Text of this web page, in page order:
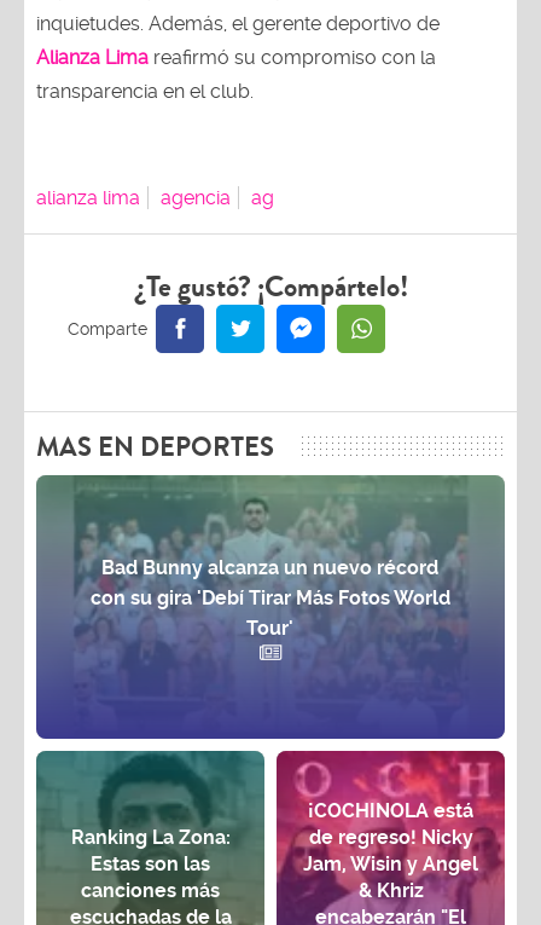
inquietudes. Además, el gerente deportivo de
Alianza Lima reafirmó su compromiso con la
transparencia en el club.
alianza lima agencia ag
¿Te gustó? ¡Compártelo!
MAS EN DEPORTES
Bad Bunny alcanza un nuevo récord
con su gira 'Debí Tirar Más Fotos World
Tour'
Ranking La Zona:
Estas son las
canciones más
escuchadas de la
¡COCHINOLA está
de regreso! Nicky
Jam, Wisin y Angel
& Khriz
encabezarán "El